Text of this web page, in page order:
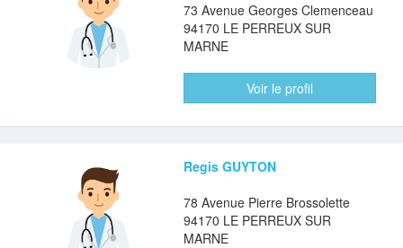
73 Avenue Georges Clemenceau
94170 LE PERREUX SUR
MARNE
Voir le profil
Regis GUYTON
78 Avenue Pierre Brossolette
94170 LE PERREUX SUR
MARNE